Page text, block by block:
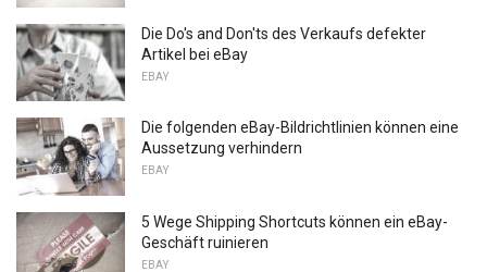
Die Do's and Don'ts des Verkaufs defekter
Artikel bei eBay
EBAY
Die folgenden eBay-Bildrichtlinien können eine
Aussetzung verhindern
EBAY
5 Wege Shipping Shortcuts können ein eBay-
Geschäft ruinieren
EBAY